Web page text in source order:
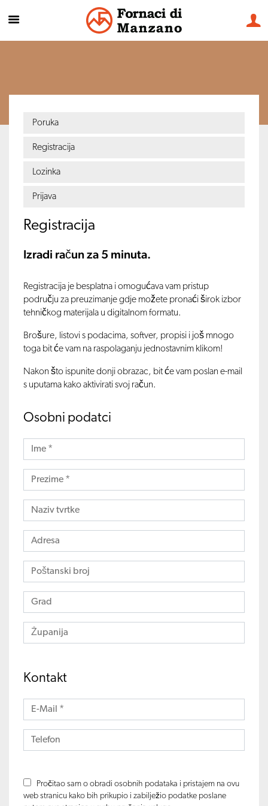
Poruka
Registracija
Lozinka
Prijava
Registracija
Izradi račun za 5 minuta.
Registracija je besplatna i omogućava vam pristup
području za preuzimanje gdje možete pronaći širok izbor
tehničkog materijala u digitalnom formatu.
Brošure, listovi s podacima, softver, propisi i još mnogo
toga bit će vam na raspolaganju jednostavnim klikom!
Nakon što ispunite donji obrazac, bit će vam poslan e-mail
s uputama kako aktivirati svoj račun.
Osobni podatci
Kontakt
Pročitao sam o obradi osobnih podataka i pristajem na ovu
web stranicu kako bih prikupio i zabilježio podatke poslane